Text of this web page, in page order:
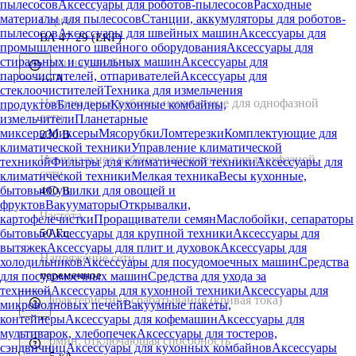
пылесосовАксессуары для роботов-пылесосовРасходные
материалы для пылесосовСтанции, аккумуляторы для роботов-
пылесосовАксессуары для швейных машинАксессуары для
промышленного швейного оборудованияАксессуары для
стиральных и сушильных машинАксессуары для
пароочистителей, отпаривателейАксессуары для
стеклоочистителейТехника для измельчения
продуктовБлендерыКухонные комбайны,
измельчителиПланетарные
миксерыМиксерыМясорубкиЛомтерезкиКомплектующие для
климатической техникиУправление климатической
техникойФильтры для климатической техникиАксессуары для
климатической техникиМелкая техникаВесы кухонные,
бытовыеСушилки для овощей и
фруктовВакууматорыОткрывалки,
картофелечисткиПроращиватели семянМаслобойки, сепараторы
бытовыеАксессуары для крупной техникиАксессуары для
вытяжекАксессуары для плит и духовокАксессуары для
холодильниковАксессуары для посудомоечных машинСредства
для посудомоечных машинСредства для ухода за
техникойАксессуары для кухонной техникиАксессуары для
микроволновых печейВакуумные пакеты,
контейнерыАксессуары для кофемашинАксессуары для
мультиварок, хлебопечекАксессуары для тостеров,
сэндвичницАксессуары для кухонных комбайновАксессуары
Серия
ВА 47-29 (EKF)
Номинальный ток
16 A
Номинальное рабочее напряжение для однофазной
сети
230 В
Номинальное рабочее напряжение для трехфазной
сети
400 В
Частота
50 Гц
Напряжение сети
переменное
Характеристика срабатывания (кривая тока)
B
Номин. отключающая способность